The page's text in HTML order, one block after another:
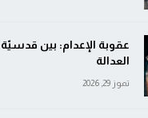
عقوبة الإعدام: بين قدسيّة
العدالة
تموز 29, 2026